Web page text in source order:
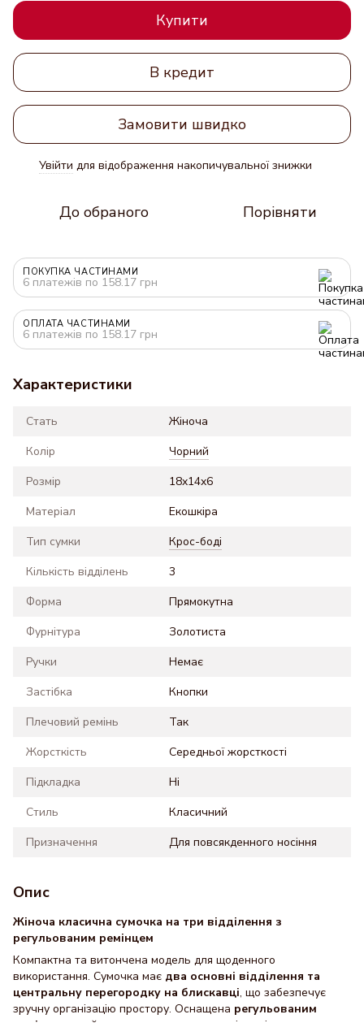
Купити
В кредит
Замовити швидко
Увійти для відображення накопичувальної знижки
До обраного Порівняти
ПОКУПКА ЧАСТИНАМИ
6 платежів по 158.17 грн
ОПЛАТА ЧАСТИНАМИ
6 платежів по 158.17 грн
Характеристики
Стать
Жіноча
Колір
Чорний
Розмір
18x14x6
Матеріал
Екошкіра
Тип сумки
Крос-боді
Кількість відділень
3
Форма
Прямокутна
Фурнітура
Золотиста
Ручки
Немає
Застібка
Кнопки
Плечовий ремінь
Так
Жорсткість
Середньої жорсткості
Підкладка
Ні
Стиль
Класичний
Призначення
Для повсякденного носіння
Опис
Жіноча класична сумочка на три відділення з
регульованим ремінцем
Компактна та витончена модель для щоденного
використання. Сумочка має два основні відділення та
центральну перегородку на блискавці, що забезпечує
зручну організацію простору. Оснащена регульованим